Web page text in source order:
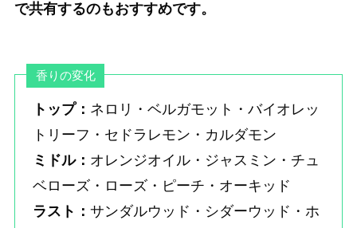
で共有するのもおすすめです。
香りの変化
トップ： ネロリ・ベルガモット・バイオレッ
トリーフ・セドラレモン・カルダモン
ミドル： オレンジオイル・ジャスミン・チュ
ベローズ・ローズ・ピーチ・オーキッド
ラスト：サンダルウッド・シダーウッド・ホ